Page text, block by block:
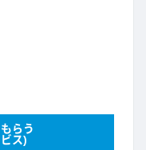
らう
ス)